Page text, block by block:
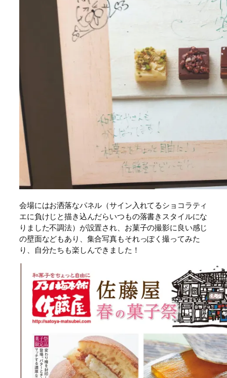
会場にはお洒落なパネル（サイン入れてるショコラティ
エに負けじと描き込んだらいつもの落書きスタイルにな
りました不調法）が設置され、お菓子の撮影に良い感じ
の壁面などもあり、集合写真もそれっぽく撮ってみた
り、自分たちも楽しんできました！